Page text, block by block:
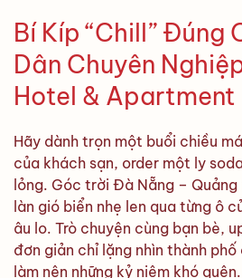
Bí Kíp “Chill” Đúng
Dân Chuyên
Hotel & Apartment
Hãy dành trọn một buổi chiều
của khách sạn, order một ly
lỏng. Góc trời Đà Nẵng – Quảng
làn gió biển nhẹ len qua từng ô
âu lo. Trò chuyện cùng bạn bè,
đơn giản chỉ lặng nhìn thành
làm nên những kỷ niệm khó quên.